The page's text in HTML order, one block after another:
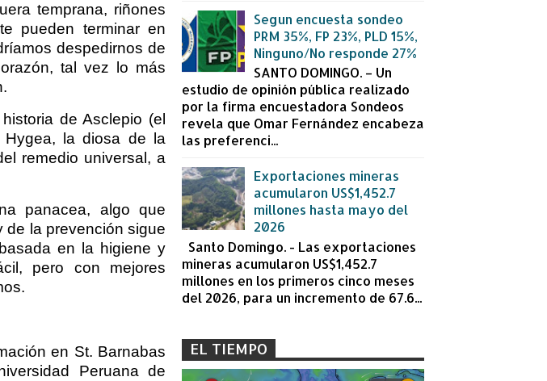
temprana, riñones
pueden terminar en
despedirnos de
tal vez lo más
de Asclepio (el
la diosa de la
remedio universal, a
panacea, algo que
de la prevención sigue
en la higiene y
pero con mejores
en St. Barnabas
Peruana de
Segun encuesta sondeo
PRM 35%, FP 23%, PLD 15%,
Ninguno/No responde 27%
SANTO DOMINGO. – Un
estudio de opinión pública realizado
por la firma encuestadora Sondeos
revela que Omar Fernández encabeza
las preferenci...
Exportaciones mineras
acumularon US$1,452.7
millones hasta mayo del
2026
Santo Domingo. - Las exportaciones
mineras acumularon US$1,452.7
millones en los primeros cinco meses
del 2026, para un incremento de 67.6...
EL TIEMPO